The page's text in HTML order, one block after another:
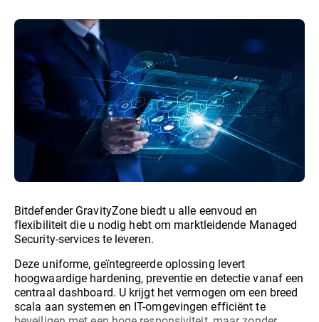
Bitdefender GravityZone biedt u alle eenvoud en
flexibiliteit die u nodig hebt om marktleidende Managed
Security-services te leveren.
Deze uniforme, geïntegreerde oplossing levert
hoogwaardige hardening, preventie en detectie vanaf een
centraal dashboard. U krijgt het vermogen om een breed
scala aan systemen en IT-omgevingen efficiënt te